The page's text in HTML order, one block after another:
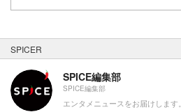
SPICER
SPICE編集部
SPICE編集部
エンタメニュースをお届けします。